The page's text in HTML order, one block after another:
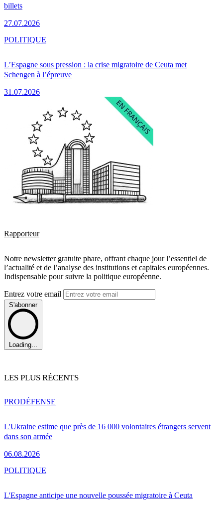
billets
27.07.2026
L’Espagne sous pression : la crise migratoire de Ceuta met
Schengen à l’épreuve
31.07.2026
POLITIQUE
Rapporteur
Notre newsletter gratuite phare, offrant chaque jour l’essentiel de
l’actualité et de l’analyse des institutions et capitales européennes.
Indispensable pour suivre la politique européenne.
Entrez votre email
S'abonner
Loading...
LES PLUS RÉCENTS
L'Ukraine estime que près de 16 000 volontaires étrangers servent
dans son armée
06.08.2026
PRODÉFENSE
L'Espagne anticipe une nouvelle poussée migratoire à Ceuta
POLITIQUE